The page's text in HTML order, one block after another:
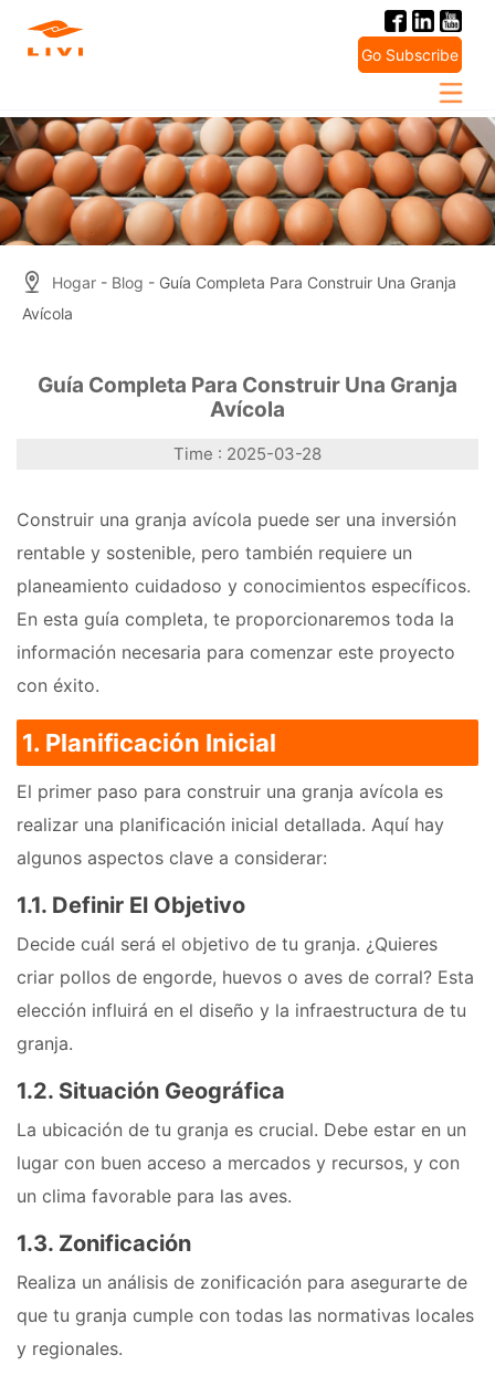
Go Subscribe
Hogar - Blog - Guía Completa Para Construir Una Granja
Avícola
Guía Completa Para Construir Una Granja
Avícola
Time : 2025-03-28
Construir una granja avícola puede ser una inversión
rentable y sostenible, pero también requiere un
planeamiento cuidadoso y conocimientos específicos.
En esta guía completa, te proporcionaremos toda la
información necesaria para comenzar este proyecto
con éxito.
1. Planificación Inicial
El primer paso para construir una granja avícola es
realizar una planificación inicial detallada. Aquí hay
algunos aspectos clave a considerar:
1.1. Definir El Objetivo
Decide cuál será el objetivo de tu granja. ¿Quieres
criar pollos de engorde, huevos o aves de corral? Esta
elección influirá en el diseño y la infraestructura de tu
granja.
1.2. Situación Geográfica
La ubicación de tu granja es crucial. Debe estar en un
lugar con buen acceso a mercados y recursos, y con
un clima favorable para las aves.
1.3. Zonificación
Realiza un análisis de zonificación para asegurarte de
que tu granja cumple con todas las normativas locales
y regionales.